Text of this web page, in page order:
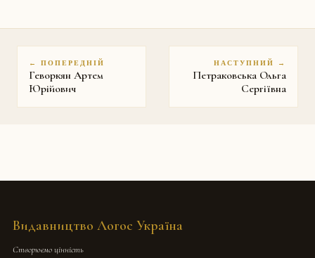
← ПОПЕРЕДНІЙ
Геворкян Артем
Юрійович
НАСТУПНИЙ →
Петраковська Ольга
Сергіївна
Видавництво Логос Україна
Створюємо цінність